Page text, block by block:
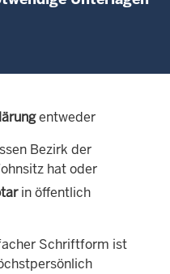
entweder
Bezirk der
hat oder
in öffentlich
Schriftform ist